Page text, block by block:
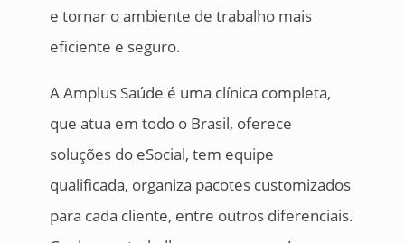
e tornar o ambiente de trabalho mais
eficiente e seguro.
A Amplus Saúde é uma clínica completa,
que atua em todo o Brasil, oferece
soluções do eSocial, tem equipe
qualificada, organiza pacotes customizados
para cada cliente, entre outros diferenciais.